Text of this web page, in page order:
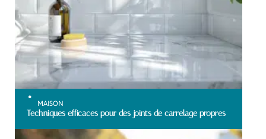
MAISON
Techniques efficaces pour des joints de carrelage propres